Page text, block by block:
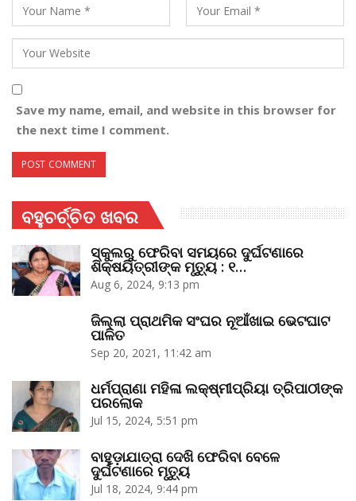
Save my name, email, and website in this browser for
the next time I comment.
ବହୁଚର୍ଚ୍ଚିତ ଖବର
ସ୍କୁଲରୁ ଫେରିବା ସମୟରେ ଦୁର୍ଘଟଣାରେ
ଶିକ୍ଷୟିତ୍ରୀଙ୍କ ମୃତ୍ୟୁ : ୧…
Aug 6, 2024, 9:13 pm
ଜିଲ୍ଲା ପ୍ରାଥମିକ ସଂଘର ନୂଆଁଖାଇ ଭେଟଘାଟ
ପାଳିତ
Sep 20, 2021, 11:42 am
ଧର୍ମପ୍ରାଣା ମହିଳା ଲକ୍ଷ୍ମୀପ୍ରିୟା ତ୍ରିପାଠୀଙ୍କ
ପରଲୋକ
Jul 15, 2024, 5:51 pm
ବାହୁଡ଼ାଯାତ୍ରା ଦେଖି ଫେରିବା ବେଳେ
ଦୁର୍ଘଟଣାରେ ମୃତ୍ୟୁ
Jul 18, 2024, 9:44 pm